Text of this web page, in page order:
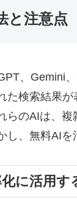
と注意点
、Gemini
た検索結果
らのAIは、
し、無料AI
に活用す